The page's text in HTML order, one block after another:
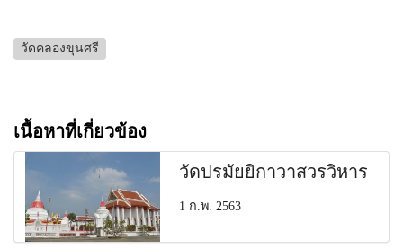
วัดคลองขุนศรี
เนื้อหาที่เกี่ยวข้อง
วัดปรมัยยิกาวาสวรวิหาร
1 ก.พ. 2563